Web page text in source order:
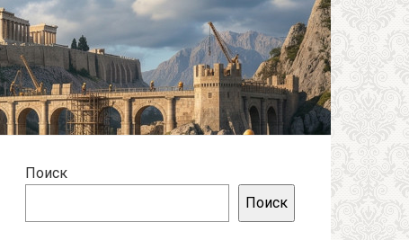
Поиск
Поиск